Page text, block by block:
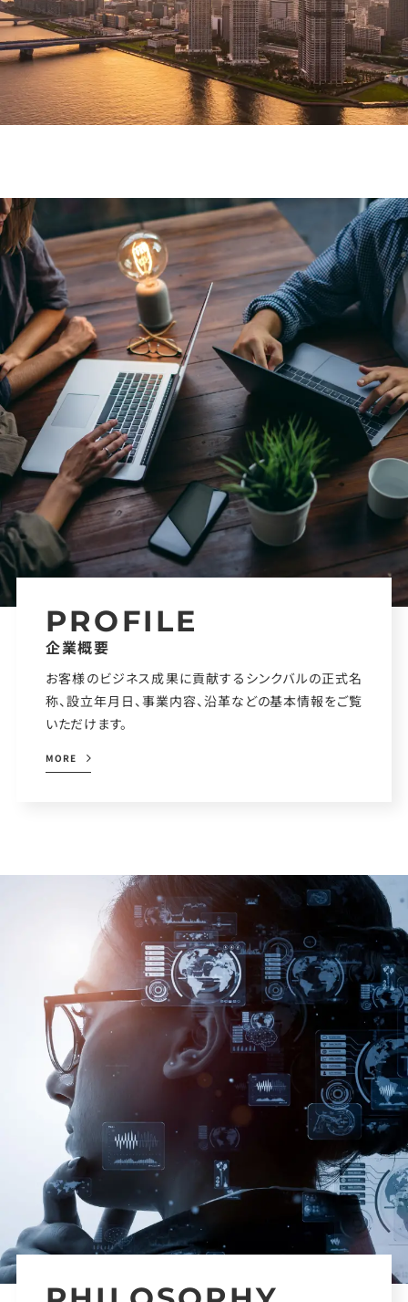
PROFILE
企業概要
お客様のビジネス成果に貢献するシンクバルの正式名
称、設立年月日、事業内容、沿革などの基本情報をご覧
いただけます。
MORE